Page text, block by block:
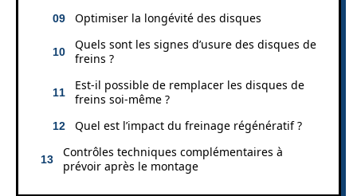
Optimiser la longévité des disques
Quels sont les signes d’usure des disques de
freins ?
Est-il possible de remplacer les disques de
freins soi-même ?
Quel est l’impact du freinage régénératif ?
Contrôles techniques complémentaires à
prévoir après le montage